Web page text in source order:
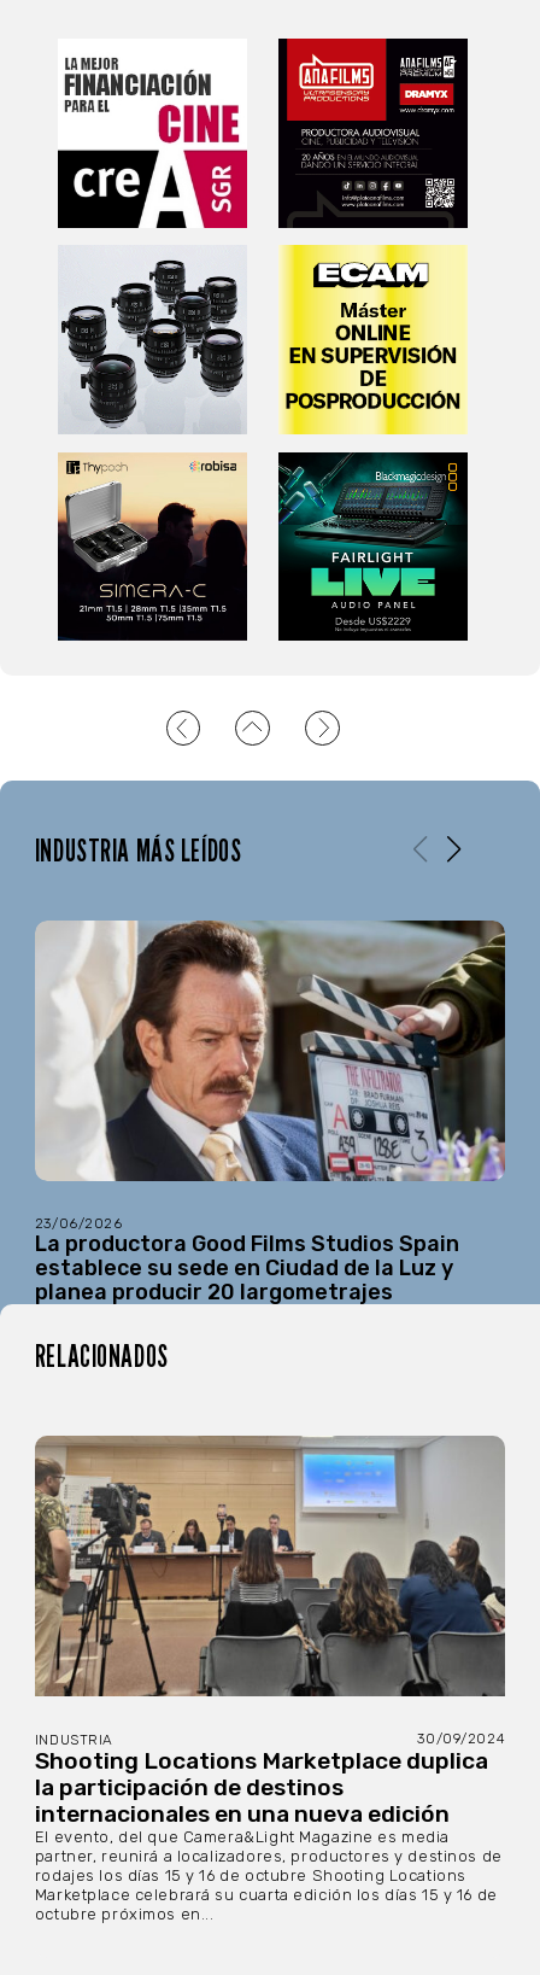
INDUSTRIA MÁS LEÍDOS
23/06/2026
La productora Good Films Studios Spain
establece su sede en Ciudad de la Luz y
planea producir 20 largometrajes
RELACIONADOS
INDUSTRIA 30/09/2024
Shooting Locations Marketplace duplica
la participación de destinos
internacionales en una nueva edición
El evento, del que Camera&Light Magazine es media
partner, reunirá a localizadores, productores y destinos de
rodajes los días 15 y 16 de octubre Shooting Locations
Marketplace celebrará su cuarta edición los días 15 y 16 de
octubre próximos en...